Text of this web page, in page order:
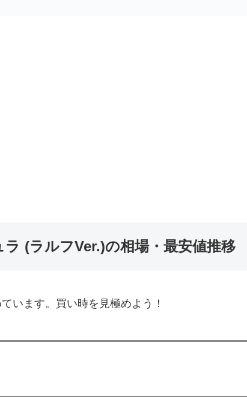
ラ (ラルフVer.)の相場・最安値推移
います。買い時を見極めよう！